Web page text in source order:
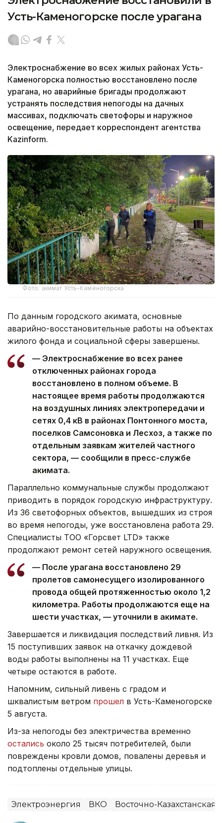
Усть-Каменогорске после урагана
Электроснабжение во всех жилых районах Усть-
Каменогорска полностью восстановлено после
урагана, но аварийные бригады продолжают
устранять последствия непогоды на дачных
массивах, подключать светофоры и наружное
освещение, передает корреспондент агентства
Kazinform.
Фото: акимат Усть-Каменогорска
По данным городского акимата, основные
аварийно-восстановительные работы на объектах
жилого фонда и социальной сферы завершены.
— Электроснабжение во всех ранее
отключенных районах города
восстановлено в полном объеме. В
настоящее время работы продолжаются
на воздушных линиях электропередачи и
сетях 0,4 кВ в районах Понтонного моста,
поселков Самсоновка и Лесхоз, а также по
отдельным заявкам жителей частного
сектора, — сообщили в пресс-службе
акимата.
Параллельно коммунальные службы продолжают
приводить в порядок городскую инфраструктуру.
Из 36 светофорных объектов, вышедших из строя
во время непогоды, уже восстановлена работа 29.
Специалисты ТОО «Горсвет LTD» также
продолжают ремонт сетей наружного освещения.
— После урагана восстановлено 29
пролетов самонесущего изолированного
провода общей протяженностью около 1,2
километра. Работы продолжаются еще на
шести участках, — уточнили в акимате.
Завершается и ликвидация последствий ливня. Из
15 поступивших заявок на откачку дождевой
воды работы выполнены на 11 участках. Еще
четыре остаются в работе.
Напомним, сильный ливень с градом и
шквалистым ветром прошел в Усть-Каменогорске
5 августа.
Из-за непогоды без электричества временно
остались около 25 тысяч потребителей, были
повреждены кровли домов, повалены деревья и
подтоплены отдельные улицы.
Электроэнергия ВКО Восточно-Казахстанская